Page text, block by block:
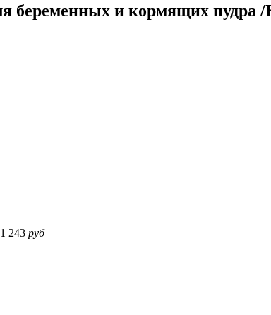
беременных и кормящих пудра /
1 243 руб